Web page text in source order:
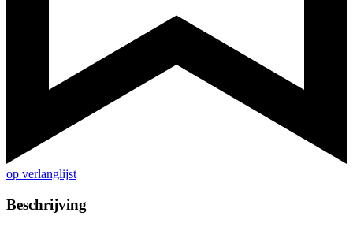
op verlanglijst
Beschrijving